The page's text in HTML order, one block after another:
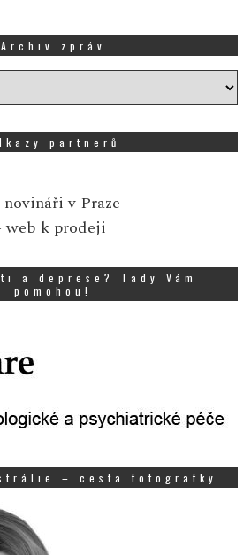
Archiv zpráv
partnerů
novináři v Praze
web k prodeji
a deprese? Tady Vám
pomohou!
– cesta fotografky